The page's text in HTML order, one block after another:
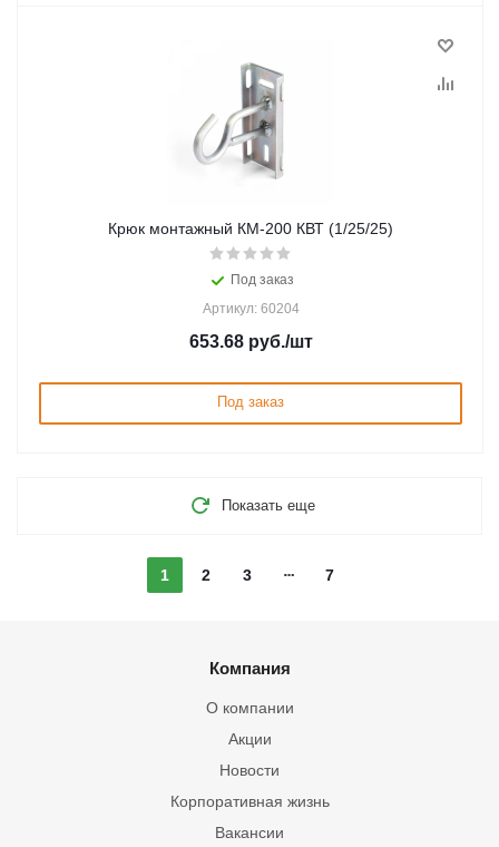
Крюк монтажный КМ-200 КВТ (1/25/25)
Под заказ
Артикул: 60204
653.68руб./шт
Под заказ
Показать еще
1 2 3 7
Компания
О компании
Акции
Новости
Корпоративная жизнь
Вакансии